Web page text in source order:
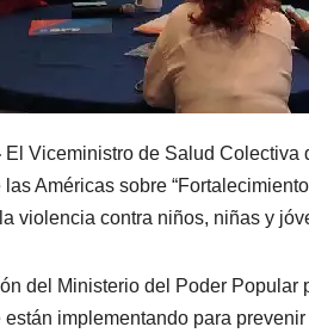
El Viceministro de Salud
Américas sobre
violencia contra niños, niñas y
del Ministerio del Poder
implementando para